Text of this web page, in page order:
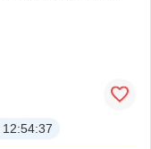
12:54:37